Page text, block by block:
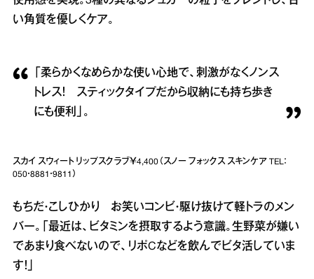
い角質を優しくケア。
「柔らかくなめらかな使い心地で、刺激がなくノンス
トレス！ スティックタイプだから収納にも持ち歩き
にも便利」。
スカイ スウィート リップスクラブ￥4,400（スノー フォックス スキンケア TEL：
050・8881・9811）
もちだ・こしひかり お笑いコンビ・駆け抜けて軽トラのメン
バー。「最近は、ビタミンを摂取するよう意識。生野菜が嫌い
であまり食べないので、リポCなどを飲んでビタ活していま
す！」